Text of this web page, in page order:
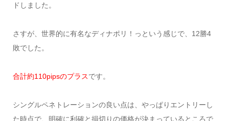
ドしました。
さすが、世界的に有名なディナポリ！っという感じで、12勝4
敗でした。
合計約110pipsのプラスです。
シングルペネトレーションの良い点は、やっぱりエントリーし
た時点で、明確に利確と損切りの価格が決まっているところで